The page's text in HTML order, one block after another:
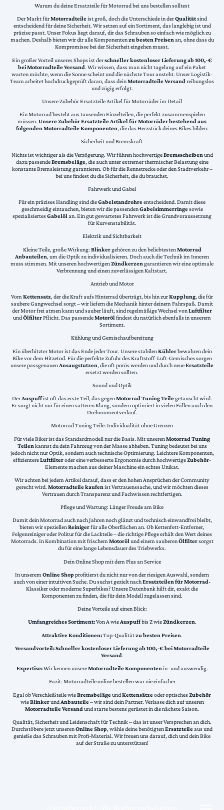
Warum du deine Ersatzteile für Motorrad bei uns bestellen solltest
Der Markt fürMotorradteileist groß, doch die Unterschiede in derQualitätsind
entscheidend für deine Sicherheit. Wir setzen auf ein Sortiment, das langlebig ist und
präzise passt. Unser Fokus liegt darauf, dir das Schrauben so einfach wie möglich zu
machen. Deshalb bieten wir dir alle Komponentenzu besten Preisenan, ohne dass du
Kompromisse bei der Sicherheit eingehen musst.
Ein großer Vorteil unseres Shops ist derschneller kostenloser Lieferung ab 100,-€
bei Motorradteile Versand. Wir wissen, dass man nicht tagelang auf ein Paket
warten möchte, wenn die Sonne scheint und die nächste Tour ansteht. Unser Logistik-
Team arbeitet hochdruckgeprüft daran, dass deinMotorradteile Versand reibungslos
und zügig erfolgt.
Unsere Zubehör Ersatzteile Artikel für Motorräder im Detail
Ein Motorrad besteht aus tausenden Einzelteilen, die perfekt zusammenspielen
müssen. Unsere Zubehör Ersatzteile Artikel für Motorräder bestehend aus
folgenden Motorradteile Komponenten, die das Herzstück deines Bikes bilden:
Sicherheit und Bremskraft
Nichts ist wichtiger als die Verzögerung. Wir führen hochwertigeBremsscheiben und
dazu passendeBremsbeläge, die auch unter extremer thermischer Belastung eine
konstante Bremsleistung garantieren. Ob für die Rennstrecke oder den Stadtverkehr –
bei uns findest du die Sicherheit, die du brauchst.
Fahrwerk und Gabel
Für ein präzises Handling sind dieGabelstandrohreentscheidend. Damit diese
geschmeidig eintauchen, bieten wir die passendenGabelsimmerringesowie
spezialisiertesGabelölan. Ein gut gewartetes Fahrwerk ist die Grundvoraussetzung
für Kurvenstabilität.
Elektrik und Sichtbarkeit
Kleine Teile, große Wirkung: Blinkergehören zu den beliebtestenMotorrad
Anbauteilen, um die Optik zu individualisieren. Doch auch die Technik im Inneren
muss stimmen. Mit unseren hochwertigenZündkerzen garantieren wir eine optimale
Verbrennung und einen zuverlässigen Kaltstart.
Antrieb und Motor
VomKettensatz, der die Kraft aufs Hinterrad überträgt, bis hin zurKupplung, die für
saubere Gangwechsel sorgt – wir liefern die Mechanik hinter deinem Fahrspaß. Damit
der Motor frei atmen kann und sauber läuft, sind regelmäßige Wechsel vonLuftfilter
undÖlfilterPflicht. Das passendeMotorölfindest du natürlich ebenfalls in unserem
Sortiment.
Kühlung und Gemischaufbereitung
Ein überhitzter Motor ist das Ende jeder Tour. Unsere stabilenKühlerbewahren dein
Bike vor dem Hitzetod. Für die perfekte Zufuhr des Kraftstoff-Luft-Gemisches sorgen
unsere passgenauenAnsaugstutzen, die oft porös werden und durch neueErsatzteile
ersetzt werden sollten.
Sound und Optik
DerAuspuffist oft das erste Teil, das gegenMotorrad Tuning Teilegetauscht wird.
Er sorgt nicht nur für einen satteren Klang, sondern optimiert in vielen Fällen auch den
Drehmomentverlauf.
Motorrad Tuning Teile: Individualität ohne Grenzen
Für viele Biker ist das Standardmodell nur die Basis. Mit unserenMotorrad Tuning
Teilen kannst du dein Fahrzeug von der Masse abheben. Tuning bedeutet bei uns
jedoch nicht nur Optik, sondern auch technische Optimierung. Leichtere Komponenten,
effizientereLuftfilteroder eine verbesserte Ergonomie durch hochwertigeZubehör-
Elemente machen aus deiner Maschine ein echtes Unikat.
Wir achten bei jedem Artikel darauf, dass er den hohen Ansprüchen der Community
gerecht wird. Motorradteile kaufen ist Vertrauenssache, und wir möchten dieses
Vertrauen durch Transparenz und Fachwissen rechtfertigen.
Pflege und Wartung: Länger Freude am Bike
Damit dein Motorrad auch nach Jahren noch glänzt und technisch einwandfrei bleibt,
bieten wir speziellenReinigerfür alle Oberflächen an. Ob Kettenfett-Entferner,
Felgenreiniger oder Politur für die Lackteile – die richtige Pflege erhält den Wert deines
Motorrads. In Kombination mit frischemMotorölund einem sauberenÖlfiltersorgst
du für eine lange Lebensdauer des Triebwerks.
Dein Online Shop mit dem Plus an Service
In unserem Online Shopprofitierst du nicht nur von der riesigen Auswahl, sondern
auch von einer intuitiven Suche. Du suchst gezielt nachErsatzteilen für Motorrad-
Klassiker oder moderne Superbikes? Unsere Datenbank hilft dir, exakt die
Komponenten zu finden, die für dein Modell zugelassen sind.
Deine Vorteile auf einen Blick:
Umfangreiches Sortiment:Von A wieAuspuffbis Z wieZündkerzen.
Attraktive Konditionen:Top-Qualitätzu besten Preisen.
Versandvorteil:Schneller kostenloser Lieferung ab 100,-€ bei Motorradteile
Versand.
Expertise:Wir kennen unsereMotorradteile Komponentenin- und auswendig.
Fazit: Motorradteile online bestellen war nie einfacher
Egal ob Verschleißteile wieBremsbelägeundKettensätzeoder optischesZubehör
wieBlinkerundAnbauteile– wir sind dein Partner. Verlasse dich auf unseren
Motorradteile Versand und starte bestens gerüstet in die nächste Saison.
Qualität, Sicherheit und Leidenschaft für Technik – das ist unser Versprechen an dich.
Durchstöbere jetzt unserenOnline Shop, wähle deine benötigtenErsatzteileaus und
genieße das Schrauben mit Profi-Material. Wir freuen uns darauf, dich und dein Bike
auf der Straße zu unterstützen!